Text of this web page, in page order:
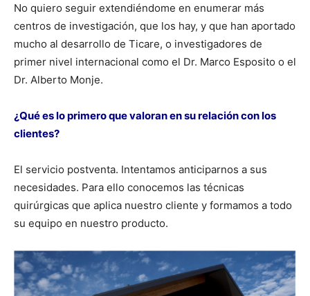
No quiero seguir extendiéndome en enumerar más
centros de investigación, que los hay, y que han aportado
mucho al desarrollo de Ticare, o investigadores de
primer nivel internacional como el Dr. Marco Esposito o el
Dr. Alberto Monje.
¿Qué es lo primero que valoran en su relación con los
clientes?
El servicio postventa. Intentamos anticiparnos a sus
necesidades. Para ello conocemos las técnicas
quirúrgicas que aplica nuestro cliente y formamos a todo
su equipo en nuestro producto.